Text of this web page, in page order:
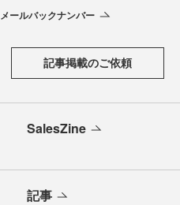
メールバックナンバー
記事掲載のご依頼
SalesZine
記事